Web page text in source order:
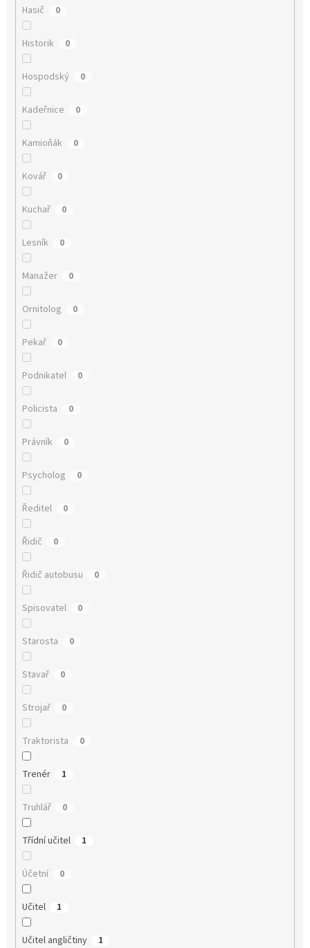
Hasič 0
Historik 0
Hospodský 0
Kadeřnice 0
Kamioňák 0
Kovář 0
Kuchař 0
Lesník 0
Manažer 0
Ornitolog 0
Pekař 0
Podnikatel 0
Policista 0
Právník 0
Psycholog 0
Ředitel 0
Řidič 0
Řidič autobusu 0
Spisovatel 0
Starosta 0
Stavař 0
Strojař 0
Traktorista 0
Trenér 1
Truhlář 0
Třídní učitel 1
Účetní 0
Učitel 1
Učitel angličtiny 1